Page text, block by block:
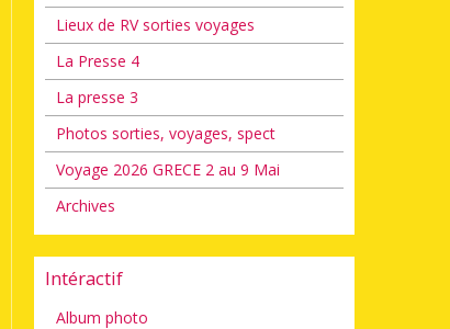
Lieux de RV sorties voyages
La Presse 4
La presse 3
Photos sorties, voyages, spect
Voyage 2026 GRECE 2 au 9 Mai
Archives
Intéractif
Album photo